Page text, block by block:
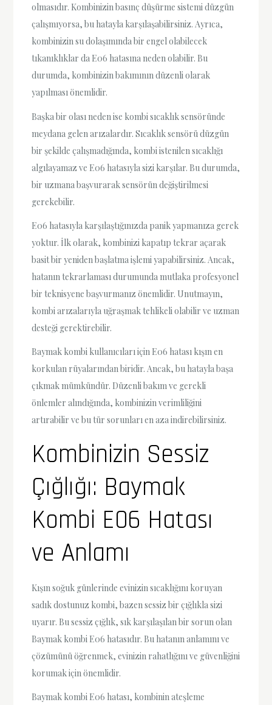
olmasıdır. Kombinizin basınç düşürme sistemi düzgün
çalışmıyorsa, bu hatayla karşılaşabilirsiniz. Ayrıca,
kombinizin su dolaşımında bir engel olabilecek
tıkanıklıklar da E06 hatasına neden olabilir. Bu
durumda, kombinizin bakımının düzenli olarak
yapılması önemlidir.
Başka bir olası neden ise kombi sıcaklık sensöründe
meydana gelen arızalardır. Sıcaklık sensörü düzgün
bir şekilde çalışmadığında, kombi istenilen sıcaklığı
algılayamaz ve E06 hatasıyla sizi karşılar. Bu durumda,
bir uzmana başvurarak sensörün değiştirilmesi
gerekebilir.
E06 hatasıyla karşılaştığınızda panik yapmanıza gerek
yoktur. İlk olarak, kombinizi kapatıp tekrar açarak
basit bir yeniden başlatma işlemi yapabilirsiniz. Ancak,
hatanın tekrarlaması durumunda mutlaka profesyonel
bir teknisyene başvurmanız önemlidir. Unutmayın,
kombi arızalarıyla uğraşmak tehlikeli olabilir ve uzman
desteği gerektirebilir.
Baymak kombi kullanıcıları için E06 hatası kışın en
korkulan rüyalarından biridir. Ancak, bu hatayla başa
çıkmak mümkündür. Düzenli bakım ve gerekli
önlemler alındığında, kombinizin verimliliğini
artırabilir ve bu tür sorunları en aza indirebilirsiniz.
Kombinizin Sessiz
Çığlığı: Baymak
Kombi E06 Hatası
ve Anlamı
Kışın soğuk günlerinde evinizin sıcaklığını koruyan
sadık dostunuz kombi, bazen sessiz bir çığlıkla sizi
uyarır. Bu sessiz çığlık, sık karşılaşılan bir sorun olan
Baymak kombi E06 hatasıdır. Bu hatanın anlamını ve
çözümünü öğrenmek, evinizin rahatlığını ve güvenliğini
korumak için önemlidir.
Baymak kombi E06 hatası, kombinin ateşleme